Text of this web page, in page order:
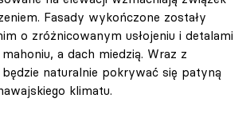
Fasady wykończone zostały
o zróżnicowanym usłojeniu i detalami
a dach miedzią. Wraz z
naturalnie pokrywać się patyną
klimatu.